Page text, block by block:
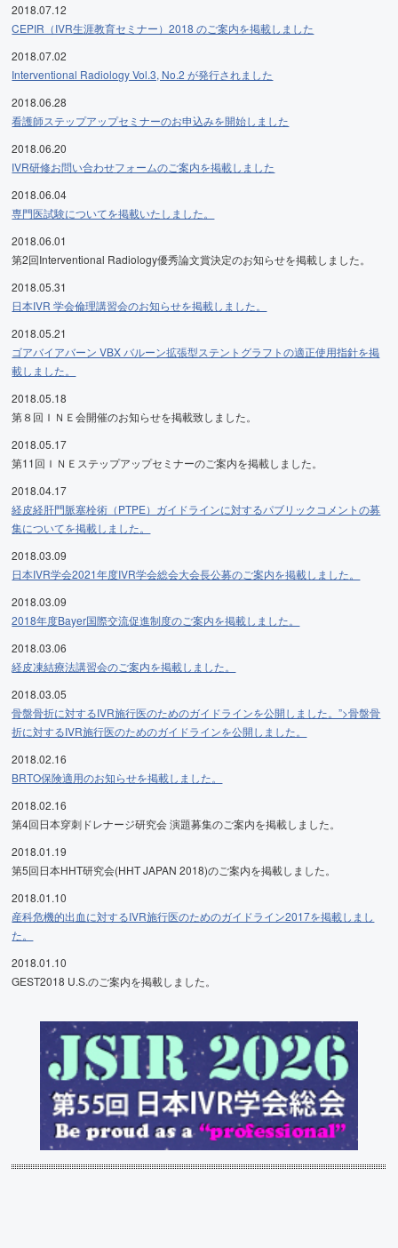
2018.07.12
CEPIR（IVR生涯教育セミナー）2018 のご案内を掲載しました
2018.07.02
Interventional Radiology Vol.3, No.2 が発行されました
2018.06.28
看護師ステップアップセミナーのお申込みを開始しました
2018.06.20
IVR研修お問い合わせフォームのご案内を掲載しました
2018.06.04
専門医試験についてを掲載いたしました。
2018.06.01
第2回Interventional Radiology優秀論文賞決定のお知らせを掲載しました。
2018.05.31
日本IVR 学会倫理講習会のお知らせを掲載しました。
2018.05.21
ゴアバイアバーン VBX バルーン拡張型ステントグラフトの適正使用指針を掲
載しました。
2018.05.18
第８回ＩＮＥ会開催のお知らせを掲載致しました。
2018.05.17
第11回ＩＮＥステップアップセミナーのご案内を掲載しました。
2018.04.17
経皮経肝門脈塞栓術（PTPE）ガイドラインに対するパブリックコメントの募
集についてを掲載しました。
2018.03.09
日本IVR学会2021年度IVR学会総会大会長公募のご案内を掲載しました。
2018.03.09
2018年度Bayer国際交流促進制度のご案内を掲載しました。
2018.03.06
経皮凍結療法講習会のご案内を掲載しました。
2018.03.05
骨盤骨折に対するIVR施行医のためのガイドラインを公開しました。”>骨盤骨
折に対するIVR施行医のためのガイドラインを公開しました。
2018.02.16
BRTO保険適用のお知らせを掲載しました。
2018.02.16
第4回日本穿刺ドレナージ研究会 演題募集のご案内を掲載しました。
2018.01.19
第5回日本HHT研究会(HHT JAPAN 2018)のご案内を掲載しました。
2018.01.10
産科危機的出血に対するIVR施行医のためのガイドライン2017を掲載しまし
た。
2018.01.10
GEST2018 U.S.のご案内を掲載しました。